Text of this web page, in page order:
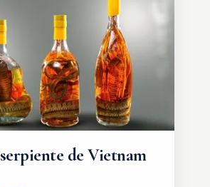
cielos despejados y
de Vietnam